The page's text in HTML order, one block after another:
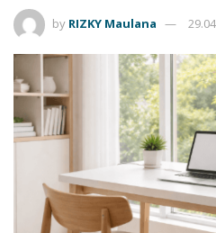
by RIZKY Maulana